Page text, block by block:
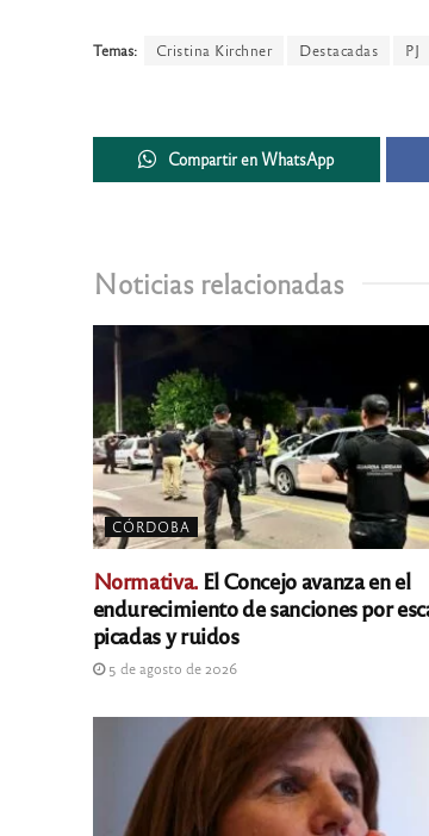
Temas: Cristina Kirchner Destacadas PJ
Compartir en WhatsApp
Noticias relacionadas
CÓRDOBA
Normativa.El Concejo avanza en el
endurecimiento de sanciones por
picadas y ruidos
5 de agosto de 2026